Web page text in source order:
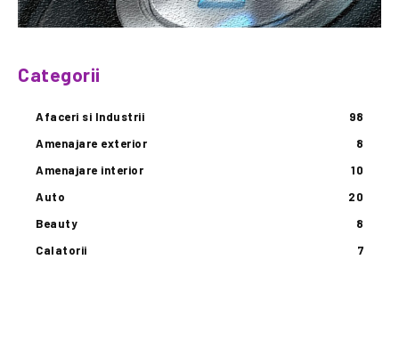
Categorii
Afaceri si Industrii
98
Amenajare exterior
8
Amenajare interior
10
Auto
20
Beauty
8
Calatorii
7